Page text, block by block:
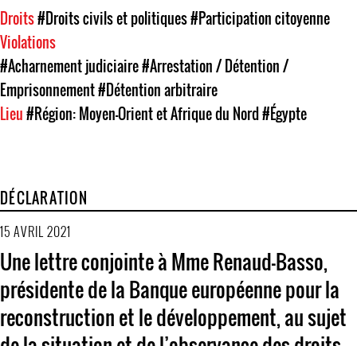
Droits#Droits civils et politiques#Participation citoyenne
Violations
#Acharnement judiciaire#Arrestation / Détention /
Emprisonnement#Détention arbitraire
Lieu#Région: Moyen-Orient et Afrique du Nord#Égypte
DÉCLARATION
15 AVRIL 2021
Une lettre conjointe à Mme Renaud-Basso,
présidente de la Banque européenne pour la
reconstruction et le développement, au sujet